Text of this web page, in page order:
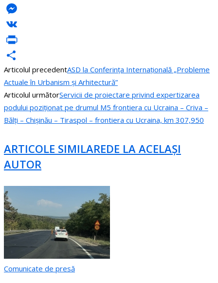
LinkedIn
Messenger
VK
PrintFriendly
Partajează
Articolul precedentASD la Conferința Internațională „Probleme
Actuale în Urbanism și Arhitectură”
Articolul următorServicii de proiectare privind expertizarea
podului poziționat pe drumul M5 frontiera cu Ucraina – Criva –
Bălți – Chișinău – Tiraspol – frontiera cu Ucraina, km 307,950
ARTICOLE SIMILAREDE LA ACELAȘI
AUTOR
Comunicate de presă